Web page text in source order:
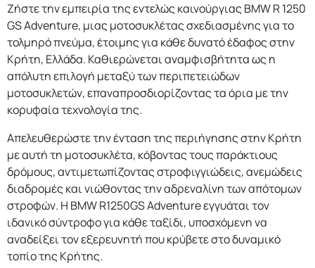
Ζήστε την εμπειρία της εντελώς καινούργιας BMW R 1250
GS Adventure, μιας μοτοσυκλέτας σχεδιασμένης για το
τολμηρό πνεύμα, έτοιμης για κάθε δυνατό έδαφος στην
Κρήτη, Ελλάδα. Καθιερώνεται αναμφισβήτητα ως η
απόλυτη επιλογή μεταξύ των περιπετειώδων
μοτοσυκλετών, επαναπροσδιορίζοντας τα όρια με την
κορυφαία τεχνολογία της.
Απελευθερώστε την ένταση της περιήγησης στην Κρήτη
με αυτή τη μοτοσυκλέτα, κόβοντας τους παράκτιους
δρόμους, αντιμετωπίζοντας στροφιγγιώδεις, ανεμώδεις
διαδρομές και νιώθοντας την αδρεναλίνη των απότομων
στροφών. Η BMW R1250GS Adventure εγγυάται τον
ιδανικό σύντροφο για κάθε ταξίδι, υποσχόμενη να
αναδείξει τον εξερευνητή που κρύβετε στο δυναμικό
τοπίο της Κρήτης.